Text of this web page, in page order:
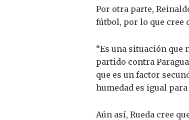
Por otra parte,
fútbol, por lo que cree
“Es una situación que
partido contra
que es un factor
humedad es igual
Aún así, Rueda cree